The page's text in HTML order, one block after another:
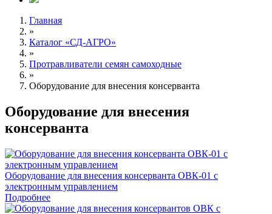
Главная
»
Каталог «СД-АГРО»
»
Протравливатели семян самоходные
»
Оборудование для внесения
консерванта
Оборудование для внесения консерванта ОВК-01 с
электронным управлением
Подробнее